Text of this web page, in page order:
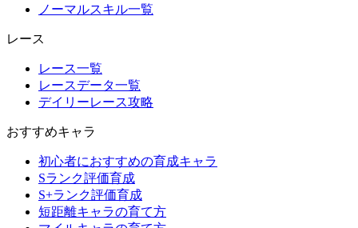
ノーマルスキル一覧
レース
レース一覧
レースデータ一覧
デイリーレース攻略
おすすめキャラ
初心者におすすめの育成キャラ
Sランク評価育成
S+ランク評価育成
短距離キャラの育て方